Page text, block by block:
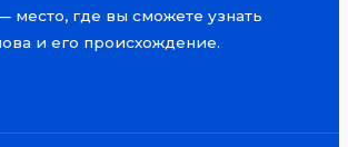
место, где вы сможете узнать
и его происхождение.